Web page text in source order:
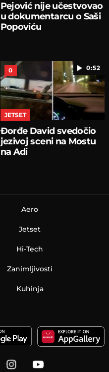
Pejović nije učestvovao
u dokumentarcu o Saši
Popoviću
0:52
0
JETSET
Đorđe David svedočio
jezivoj sceni na Mostu
na Adi
Aero
Jetset
Hi-Tech
Zanimljivosti
Kuhinja